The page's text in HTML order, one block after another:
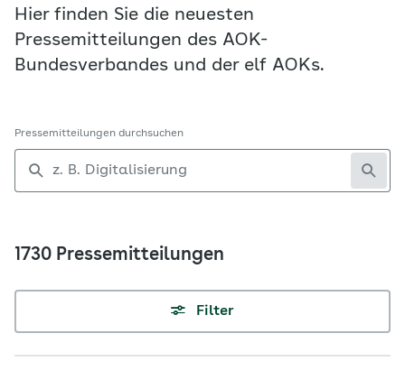
Hier finden Sie die neuesten
Pressemitteilungen des AOK-
Bundesverbandes und der elf AOKs.
Pressemitteilungen durchsuchen
1730 Pressemitteilungen
Filter